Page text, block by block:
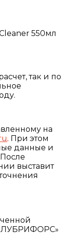
550мл
так и по
на
. При этом
данные и
выставит
«ЛУБРИФОРС»